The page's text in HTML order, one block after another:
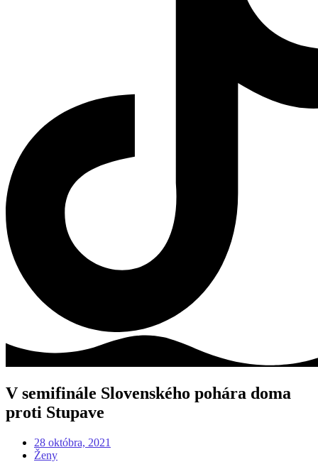
V semifinále Slovenského pohára doma
proti Stupave
28 októbra, 2021
Ženy